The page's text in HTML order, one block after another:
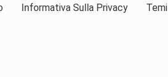
Informativa Sulla Privacy Temi